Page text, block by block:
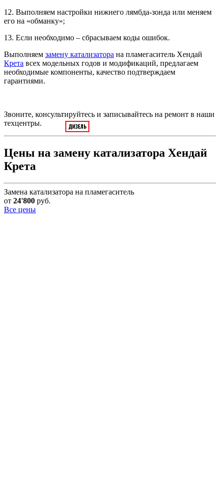
12. Выполняем настройки нижнего лямбда-зонда или меняем
его на «обманку»;
13. Если необходимо – сбрасываем коды ошибок.
Выполняем замену катализатора на пламегаситель Хендай
Крета всех модельных годов и модификаций, предлагаем
необходимые компоненты, качество подтверждаем
гарантиями.
Звоните, консультируйтесь и записывайтесь на ремонт в наши
техцентры.
Цены на замену катализатора Хендай
Крета
Замена катализатора на пламегаситель
от 24'800 руб.
Все цены